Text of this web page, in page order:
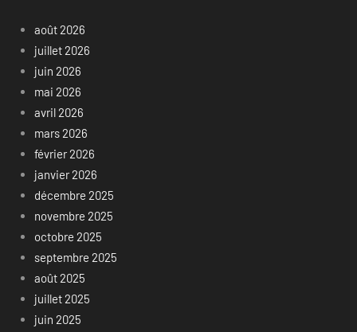
août 2026
juillet 2026
juin 2026
mai 2026
avril 2026
mars 2026
février 2026
janvier 2026
décembre 2025
novembre 2025
octobre 2025
septembre 2025
août 2025
juillet 2025
juin 2025